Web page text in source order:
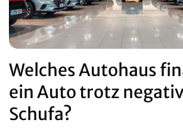
Welches Autohaus
ein Auto trotz
Schufa?